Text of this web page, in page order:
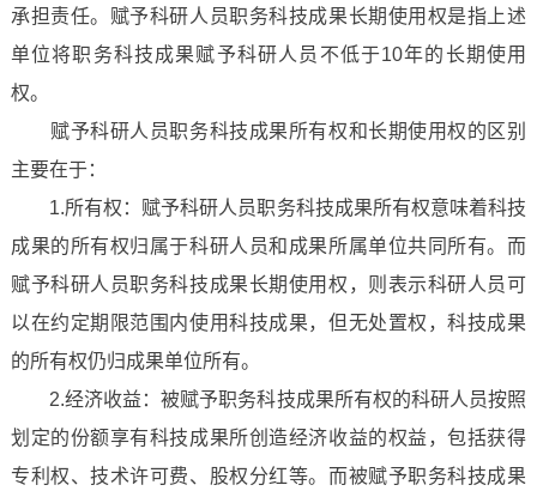
承担责任。赋予科研人员职务科技成果长期使用权是指上述
单位将职务科技成果赋予科研人员不低于10年的长期使用
权。
赋予科研人员职务科技成果所有权和长期使用权的区别
主要在于：
1.所有权：赋予科研人员职务科技成果所有权意味着科技
成果的所有权归属于科研人员和成果所属单位共同所有。而
赋予科研人员职务科技成果长期使用权，则表示科研人员可
以在约定期限范围内使用科技成果，但无处置权，科技成果
的所有权仍归成果单位所有。
2.经济收益：被赋予职务科技成果所有权的科研人员按照
划定的份额享有科技成果所创造经济收益的权益，包括获得
专利权、技术许可费、股权分红等。而被赋予职务科技成果